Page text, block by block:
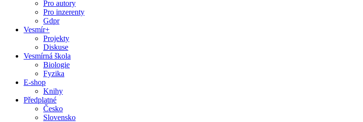
Pro autory
Pro inzerenty
Gdpr
Vesmír+
Projekty
Diskuse
Vesmírná škola
Biologie
Fyzika
E-shop
Knihy
Předplatné
Česko
Slovensko